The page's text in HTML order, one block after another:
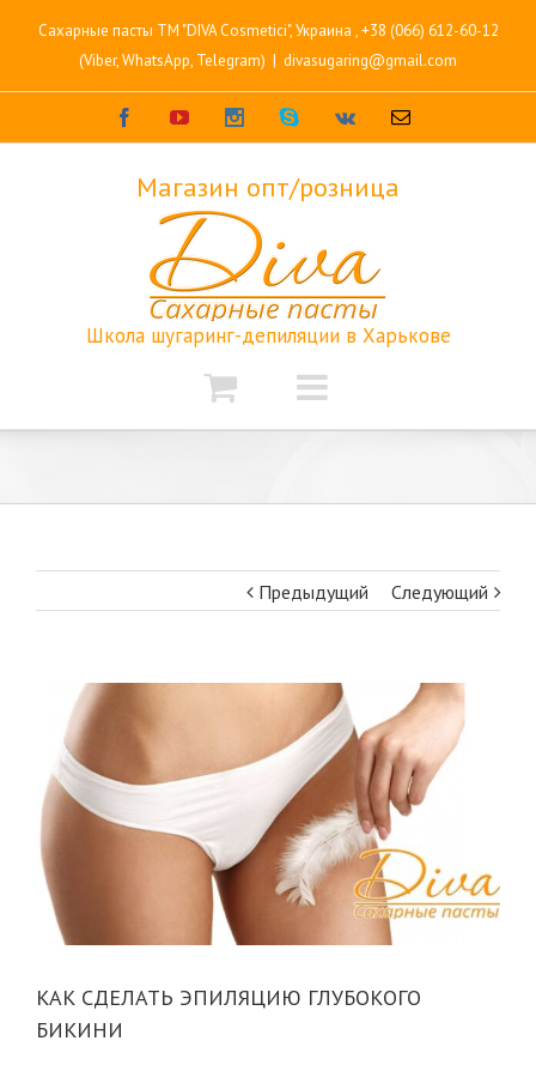
Сахарные пасты TM "DIVA Cosmetici", Украина ,+38 (066) 612-60-12
(Viber, WhatsApp, Telegram) | divasugaring@gmail.com
FacebookYoutube InstagramSkype Vk Email
Магазин опт/розница
Школа шугаринг-депиляции в Харькове
Предыдущий Следующий
Larger
Image
КАК СДЕЛАТЬ ЭПИЛЯЦИЮ ГЛУБОКОГО
БИКИНИ